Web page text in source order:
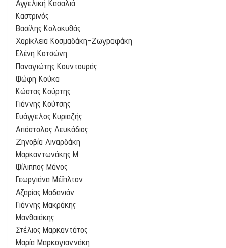
Αγγελική Κασαλιά
Καστρινός
Βασίλης Κολοκυθάς
Χαρίκλεια Κοσμαδάκη-Ζωγραφάκη
Ελένη Κοτσώνη
Παναγιώτης Κουντουράς
Φώφη Κούκα
Κώστας Κούρτης
Γιάννης Κούτσης
Ευάγγελος Κυριαζής
Απόστολος Λευκάδιος
Ζηνοβία Λιναρδάκη
Μαρκαντωνάκης Μ.
Φίλιππος Μάνος
Γεωργιάνα Μέϊπλτον
Αζαρίας Μαδανιάν
Γιάννης Μακράκης
Μανθαιάκης
Στέλιος Μαρκαντάτος
Μαρία Μαρκογιαννάκη